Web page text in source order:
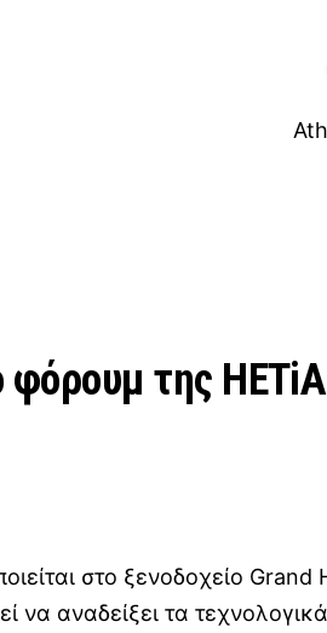
φόρουμ της ΗΕΤiΑ
στο ξενοδοχείο
να αναδείξει τα